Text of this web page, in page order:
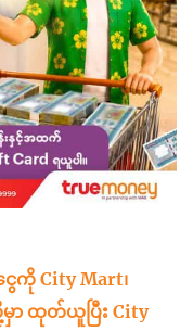
ကို City Mart၊
မှာ ထုတ်ယူပြီး City